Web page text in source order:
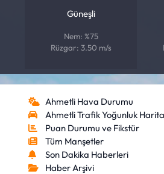
Güneşli
Nem: %75
Rüzgar: 3.50 m/s
Ahmetli Hava Durumu
Ahmetli Trafik Yoğunluk
Puan Durumu ve Fikstür
Tüm Manşetler
Son Dakika Haberleri
Haber Arşivi